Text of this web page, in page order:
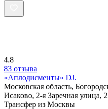
4.8
83 отзыва
«Аплодисменты» DJ.
Московская область,
Исаково, 2-я Заречная улица,
Трансфер из Москвы